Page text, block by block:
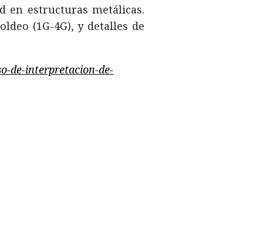
en estructuras metálicas.
(1G-4G), y detalles de
de-interpretacion-de-